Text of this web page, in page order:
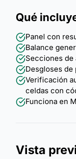
Qué
Panel con
Balance
Secciones
Desgloses
Verificación
celdas con
Funciona en
Vista